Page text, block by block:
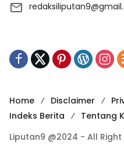
Home Disclaimer
Indeks Berita
Tentang
Liputan9 @2024 - All Right